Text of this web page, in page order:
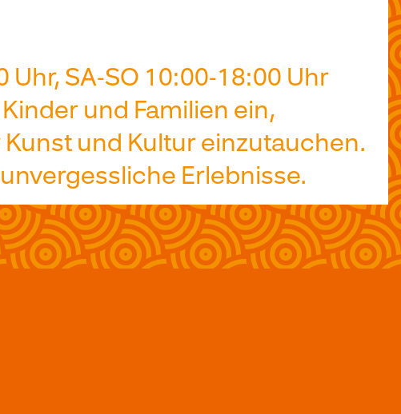
Uhr, SA-SO 10:00-18:00 Uhr
und Familien ein,
und Kultur einzutauchen.
Erlebnisse.